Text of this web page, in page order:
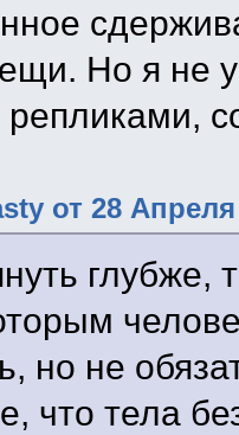
Но я не
от 28 Апреля
глубже,
но не
что тела